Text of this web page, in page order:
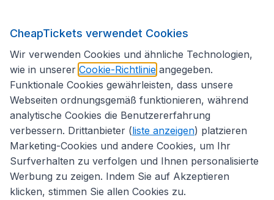
Folgen Sie uns:
CheapTickets verwendet Cookies
Wir verwenden Cookies und ähnliche Technologien,
wie in unserer Cookie-Richtlinie angegeben.
Funktionale Cookies gewährleisten, dass unsere
Webseiten ordnungsgemäß funktionieren, während
analytische Cookies die Benutzererfahrung
verbessern. Drittanbieter (liste anzeigen) platzieren
Marketing-Cookies und andere Cookies, um Ihr
Surfverhalten zu verfolgen und Ihnen personalisierte
Werbung zu zeigen. Indem Sie auf Akzeptieren
klicken, stimmen Sie allen Cookies zu.